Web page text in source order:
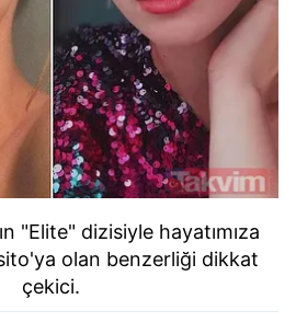
"Elite" dizisiyle hayatımıza
olan benzerliği dikkat
çekici.